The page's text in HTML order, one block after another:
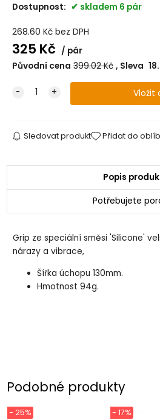
Dostupnost: skladem 6 pár
268.60 Kč bez DPH
325 Kč
pár
Původní cena 399.02Kč Sleva
Sledovat produkt Přidat do
Popis
Potřebujete
Grip ze speciální směsi 'Silicone'
nárazy a vibrace,
Šířka úchopu 130mm.
Hmotnost 94g.
Podobné produkty
- 25% - 17%